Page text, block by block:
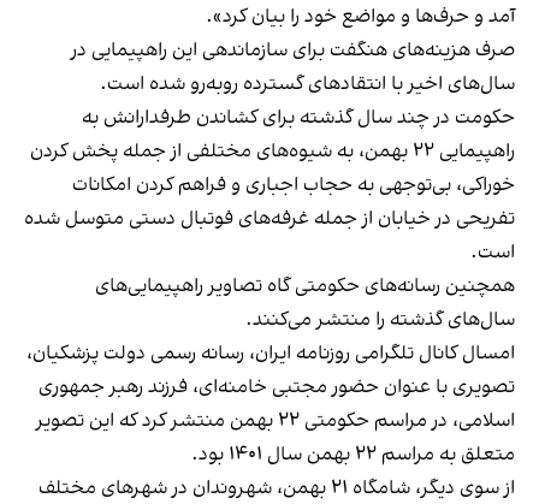
آمد و حرف‌ها و مواضع خود را بیان کرد».
صرف هزینه‌های هنگفت برای سازماندهی این راهپیمایی در
سال‌های اخیر با انتقادهای گسترده روبه‌رو شده است.
حکومت در چند سال‌ گذشته برای کشاندن طرفدارانش به
راهپیمایی ۲۲ بهمن، به شیوه‌های مختلفی از جمله پخش کردن
خوراکی، بی‌توجهی به حجاب اجباری و فراهم کردن امکانات
تفریحی در خیابان از جمله غرفه‌های فوتبال دستی متوسل شده
است.
همچنین رسانه‌های حکومتی گاه تصاویر راهپیمایی‌های
سال‌های گذشته را منتشر می‌کنند.
امسال کانال تلگرامی روزنامه ایران، رسانه رسمی دولت پزشکیان،
تصویری با عنوان حضور مجتبی خامنه‌ای، فرزند رهبر جمهوری
اسلامی، در مراسم حکومتی ۲۲ بهمن منتشر کرد که این تصویر
متعلق به مراسم ۲۲ بهمن سال ۱۴۰۱ بود.
از سوی دیگر، شامگاه ۲۱ بهمن، شهروندان در شهرهای مختلف